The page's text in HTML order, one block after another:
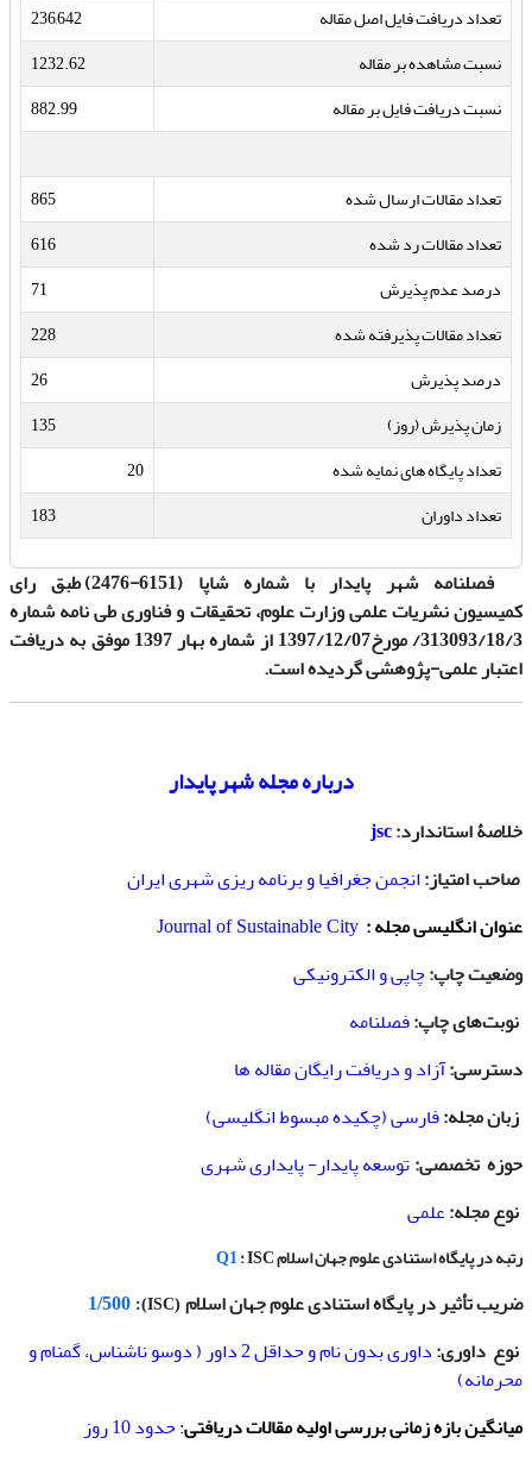
تعداد دریافت فایل اصل مقاله
236,642
نسبت مشاهده بر مقاله
1232.62
نسبت دریافت فایل بر مقاله
882.99
تعداد مقالات ارسال شده
865
تعداد مقالات رد شده
616
درصد عدم پذیرش
71
تعداد مقالات پذیرفته شده
228
درصد پذیرش
26
زمان پذیرش (روز)
135
تعداد پایگاه های نمایه شده
20
تعداد داوران
183
فصلنامه شهر پایدار با شماره شاپا (6151
-
2476) طبق رای
کمیسیوننشریاتعلمی وزارت علوم، تحقیقات و فناوری طی نامه شماره
3
13093/18/3/ مورخ1397/12/07 از شماره بهار 1397 موفق به دریافت
اعتبار علمی-پژوهشی گردیده است.
درباره مجله شهر پایدار
خلاصۀ استاندارد:jsc
صاحب امتیاز:انجمن جغرافیا و برنامه ریزی شهری ایران
عنوان انگلیسی مجله : Journal of Sustainable City
وضعیت چاپ:چاپی و الکترونیکی
نوبت‌های چاپ:فصلنامه
دسترسی:آزاد و دریافت رایگان مقاله ها
زبان مجله:فارسی (چکیده مبسوط انگلیسی)
حوزه تخصصی:توسعه پایدار- پایداری شهری
نوع مجله:علمی
رتبه در پایگاه استنادی علوم جهان اسلام Q1 : ISC
ضریب تأثیر در پایگاه استنادی علوم جهان اسلام (ISC):
1/500
نوع داوری:
داوری بدون نام و حداقل 2 داور ( دوسو ناشناس، گمنام و
محرمانه)
میانگین بازه زمانی بررسی اولیه مقالات دریافتی:حدود 10 روز